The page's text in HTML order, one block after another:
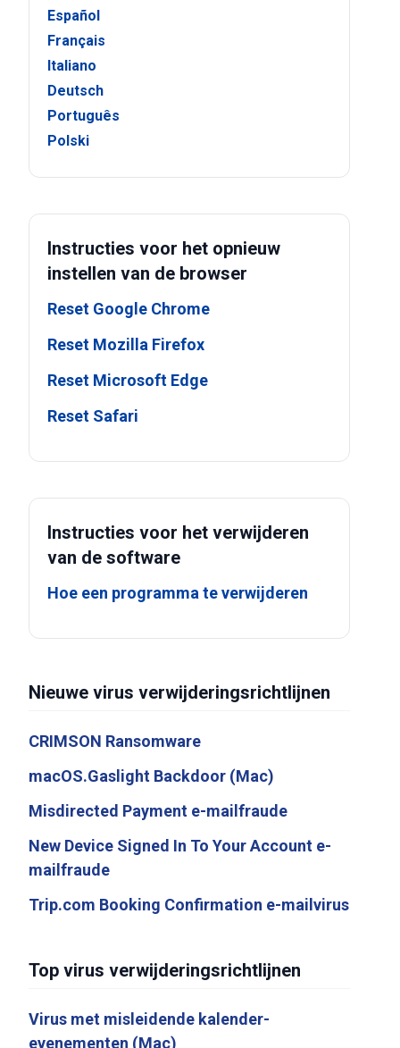
Español
Français
Italiano
Deutsch
Português
Polski
Instructies voor het opnieuw
instellen van de browser
Reset Google Chrome
Reset Mozilla Firefox
Reset Microsoft Edge
Reset Safari
Instructies voor het verwijderen
van de software
Hoe een programma te verwijderen
Nieuwe virus verwijderingsrichtlijnen
CRIMSON Ransomware
macOS.Gaslight Backdoor (Mac)
Misdirected Payment e-mailfraude
New Device Signed In To Your Account e-
mailfraude
Trip.com Booking Confirmation e-mailvirus
Top virus verwijderingsrichtlijnen
Virus met misleidende kalender-
evenementen (Mac)